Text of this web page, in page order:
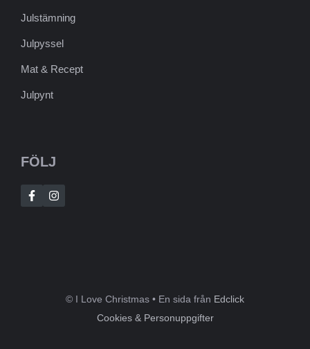
Julstämning
Julpyssel
Mat & Recept
Julpynt
FÖLJ
© I Love Christmas • En sida från Edclick
Cookies & Personuppgifter